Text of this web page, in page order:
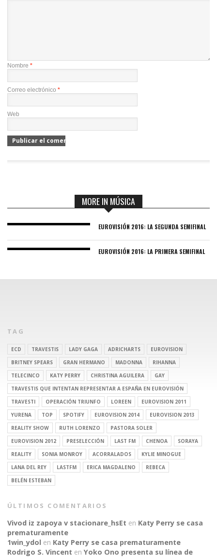
Nombre *
Correo electrónico *
Web
MORE IN MÚSICA
EUROVISIÓN 2016: LA SEGUNDA SEMIFINAL
EUROVISIÓN 2016: LA PRIMERA SEMIFINAL
TAG
ECD TRAVESTIS LADY GAGA ADRICHARTS
EUROVISION
BRITNEY SPEARS
GRAN HERMANO MADONNA
RIHANNA
TELECINCO
KATY PERRY CHRISTINA AGUILERA
GAY
TRAVESTIS QUE INTENTAN REPRESENTAR A ESPAÑA EN EUROVISIÓN
TRAVESTI
OPERACIÓN TRIUNFO LOREEN
EUROVISION 2011
YURENA
TOP SPOTIFY EUROVISION 2014
EUROVISION 2013
REALITY SHOW
RUTH LORENZO
PASTORA SOLER
EUROVISION 2012
PRESELECCIÓN LAST FM CHENOA
SORAYA
REALITY
SONIA MONROY ACORRALADOS
KYLIE MINOGUE
LANA DEL REY
LASTFM ERICA MAGDALENO
REBECA
BELÉN ESTEBAN
ÚLTIMOS COMENTARIOS
Vivod iz zapoya v stacionare_hsEt en Katy Perry se casa
prematuramente
1win_ydol en Katy Perry se casa prematuramente
Rodrigo S. Vincent en Yoko Ono presenta su línea de